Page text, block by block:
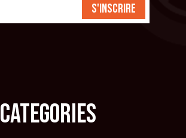
S'inscrire
CATEGORIES